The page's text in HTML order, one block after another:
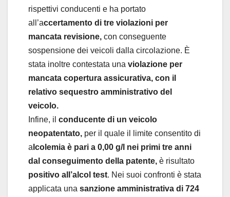
rispettivi conducenti e ha portato
all’accertamento di tre violazioni per
mancata revisione, con conseguente
sospensione dei veicoli dalla circolazione. È
stata inoltre contestata una violazione per
mancata copertura assicurativa, con il
relativo sequestro amministrativo del
veicolo.
Infine, il conducente di un veicolo
neopatentato, per il quale il limite consentito di
a lcolemia è pari a 0,00 g/l nei primi tre anni
dal conseguimento della patente, è risultato
positivo all’alcol test. Nei suoi confronti è stata
applicata una sanzione amministrativa di 724